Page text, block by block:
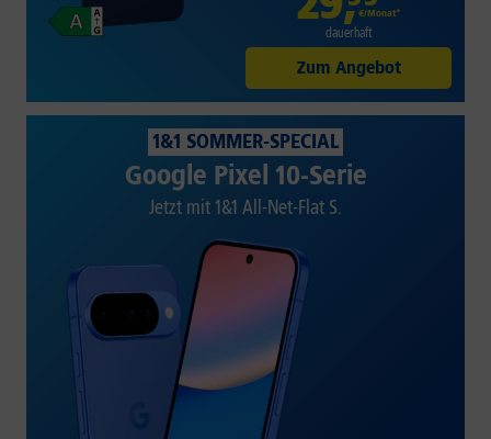
€/Monat*
dauerhaft
Zum Angebot
1&1 SOMMER-SPECIAL
Google Pixel 10-Serie
Jetzt mit 1&1 All-Net-Flat S.